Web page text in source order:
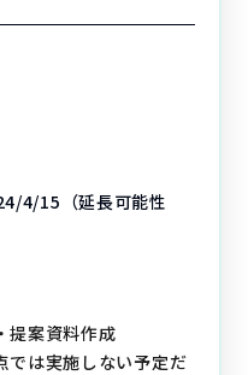
4/15（延長可能性
提案資料作成
では実施しない予定だ